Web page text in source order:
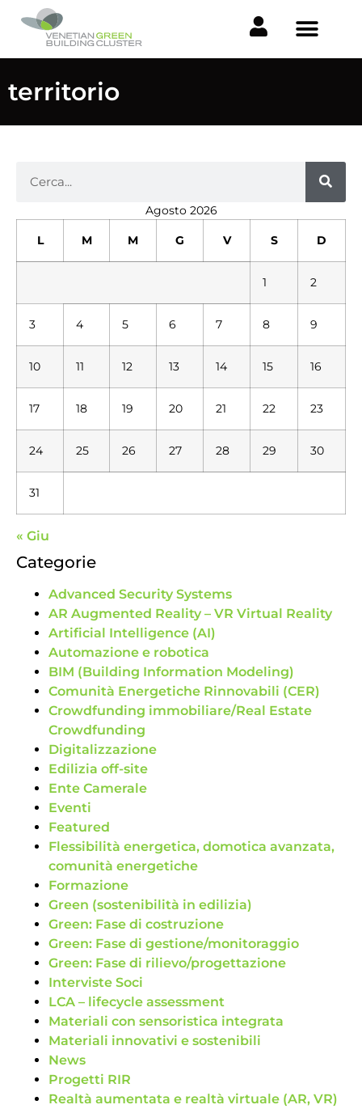
territorio
Agosto 2026
L M M G V S D
1 2
3 4 5 6 7 8 9
10 11 12 13 14 15 16
17 18 19 20 21 22 23
24 25 26 27 28 29 30
31
« Giu
Categorie
Advanced Security Systems
AR Augmented Reality – VR Virtual Reality
Artificial Intelligence (AI)
Automazione e robotica
BIM (Building Information Modeling)
Comunità Energetiche Rinnovabili (CER)
Crowdfunding immobiliare/Real Estate
Crowdfunding
Digitalizzazione
Edilizia off-site
Ente Camerale
Eventi
Featured
Flessibilità energetica, domotica avanzata,
comunità energetiche
Formazione
Green (sostenibilità in edilizia)
Green: Fase di costruzione
Green: Fase di gestione/monitoraggio
Green: Fase di rilievo/progettazione
Interviste Soci
LCA – lifecycle assessment
Materiali con sensoristica integrata
Materiali innovativi e sostenibili
News
Progetti RIR
Realtà aumentata e realtà virtuale (AR, VR)